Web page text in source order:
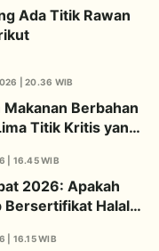
Ada Titik Rawan
| 20.36 WIB
Berbahan
Titik Kritis yang
| 16.45 WIB
2026: Apakah
Bersertifikat Halal?
| 16.15 WIB